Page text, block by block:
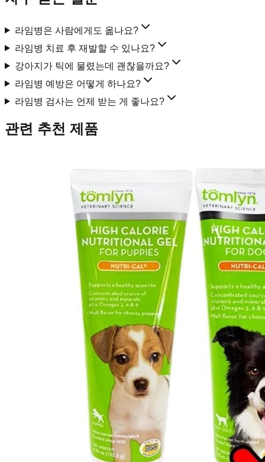
라임병은 사람에게도 옮나요?
라임병 치료 후 재발할 수 있나요?
강아지가 틱에 물렸는데 괜찮을까요?
라임병 예방은 어떻게 하나요?
라임병 검사는 언제 받는 게 좋나요?
관련 추천 제품